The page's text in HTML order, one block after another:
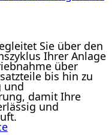
Sie über den
Ihrer Anlage
über
bis hin zu
und
damit Ihre
und